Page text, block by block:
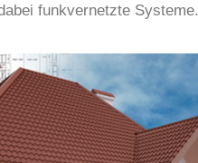
funkvernetzte Systeme.